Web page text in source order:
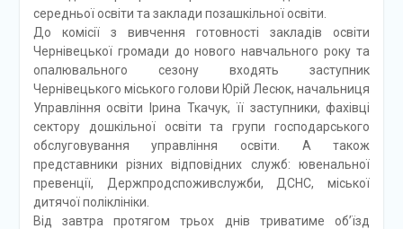
середньої освіти та заклади позашкільної освіти.
До комісії з вивчення готовності закладів освіти
Чернівецької громади до нового навчального року та
опалювального сезону входять заступник
Чернівецького міського голови Юрій Лесюк, начальниця
Управління освіти Ірина Ткачук, її заступники, фахівці
сектору дошкільної освіти та групи господарського
обслуговування управління освіти. А також
представники різних відповідних служб: ювенальної
превенції, Держпродспоживслужби, ДСНС, міської
дитячої поліклініки.
Від завтра протягом трьох днів триватиме об’їзд